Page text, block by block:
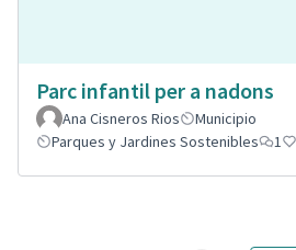
Parc infantil per a nadons
Ana Cisneros Rios
Municipio
Parques y Jardines Sostenibles
1